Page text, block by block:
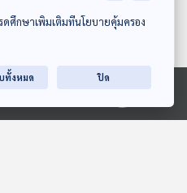
ห่งประเทศไทย
คุณแม่ในวัย 35 ปีขึ้นไป
ดศึกษาเพิ่มเติมที่นโยบายคุ้มครอง
ทั้งหมด ปิด